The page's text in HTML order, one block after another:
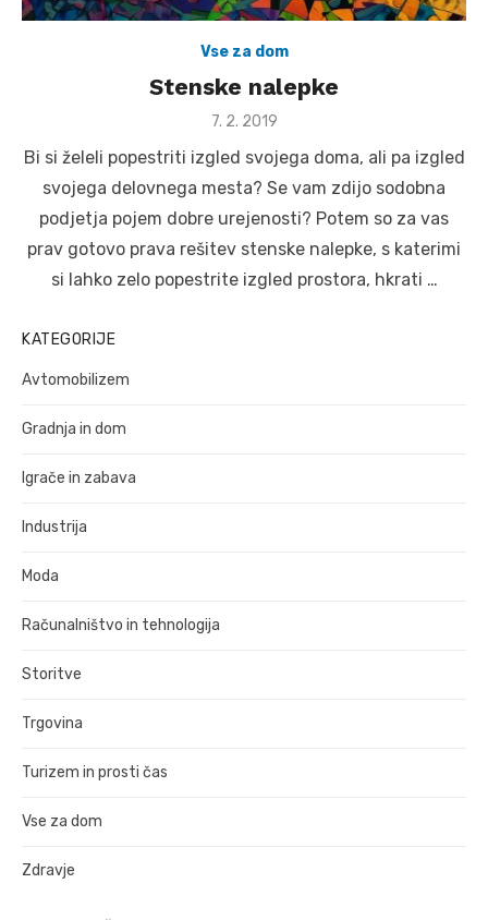
Vse za dom
Stenske nalepke
Posted
7. 2. 2019
Bi si želeli popestriti izgled svojega doma, ali pa izgled
svojega delovnega mesta? Se vam zdijo sodobna
podjetja pojem dobre urejenosti? Potem so za vas
prav gotovo prava rešitev stenske nalepke, s katerimi
si lahko zelo popestrite izgled prostora, hkrati …
KATEGORIJE
Avtomobilizem
Gradnja in dom
Igrače in zabava
Industrija
Moda
Računalništvo in tehnologija
Storitve
Trgovina
Turizem in prosti čas
Vse za dom
Zdravje